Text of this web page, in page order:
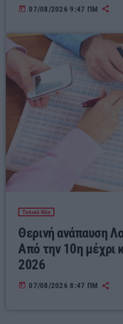
today 07/08/2026 9:47 ΠΜ
Τοπικά Νέα
Θερινή ανάπαυση
Από την 10η μέχρι
2026
today 07/08/2026 8:47 ΠΜ